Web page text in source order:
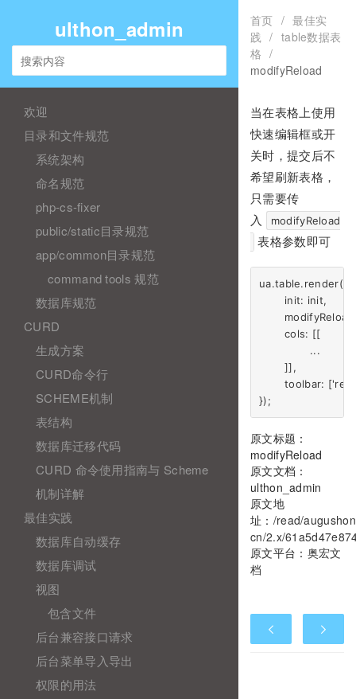
ulthon_admin
欢迎
目录和文件规范
系统架构
命名规范
php-cs-fixer
public/static目录规范
app/common目录规范
command tools 规范
数据库规范
CURD
生成方案
CURD命令行
SCHEME机制
表结构
数据库迁移代码
CURD 命令使用指南与 Scheme
机制详解
最佳实践
数据库自动缓存
数据库调试
视图
包含文件
后台兼容接口请求
后台菜单导入导出
权限的用法
首页 / 最佳实
践 / table数据表
格 /
modifyReload
当在表格上使用
快速编辑框或开
关时，提交后不
希望刷新表格，
只需要传
入
modifyReload
表格参数即可
ua.table.render({
原文标题：
modifyReload
原文文档：
ulthon_admin
原文地
址： /read/
cn/2.x/
原文平台： 奥宏文
档